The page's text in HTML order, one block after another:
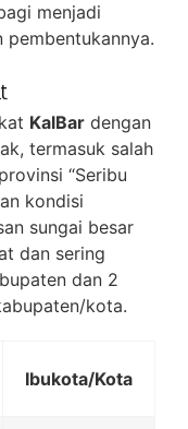
menjadi
pembentukannya.
KalBar dengan
termasuk salah
“Seribu
kondisi
sungai besar
dan sering
dan 2
kota.
Ibukota/Kota